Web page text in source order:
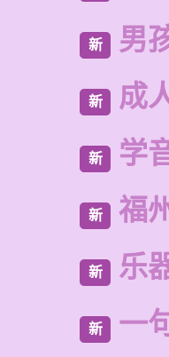
新 男
新 成
新 学
新 福
新 乐
新 一